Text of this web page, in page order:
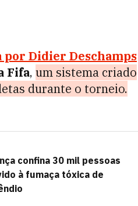
por Didier Deschamps
Fifa, um sistema criado
durante o torneio.
confina 30 mil pessoas
à fumaça tóxica de